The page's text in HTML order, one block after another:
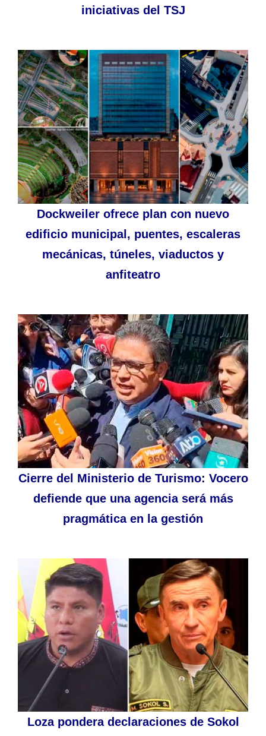
iniciativas del TSJ
Dockweiler ofrece plan con nuevo
edificio municipal, puentes, escaleras
mecánicas, túneles, viaductos y
anfiteatro
Cierre del Ministerio de Turismo: Vocero
defiende que una agencia será más
pragmática en la gestión
Loza pondera declaraciones de Sokol